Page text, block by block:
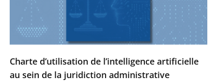
Charte d’utilisation de l’intelligence artificielle
au sein de la juridiction administrative